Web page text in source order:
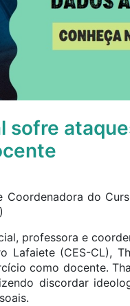
sofre
do
professora e
(CES-CL),
como docente.
discordar